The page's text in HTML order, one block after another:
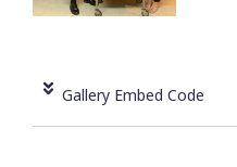
Gallery Embed Code